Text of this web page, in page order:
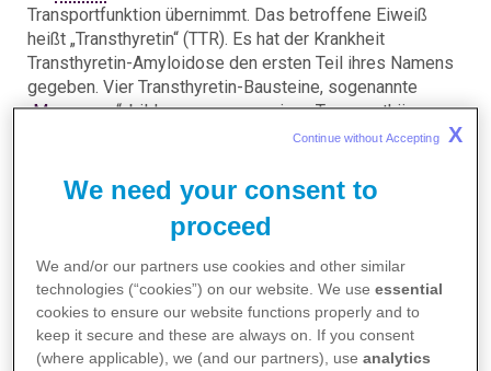
Transportfunktion übernimmt. Das betroffene Eiweiß
heißt „Transthyretin“ (TTR). Es hat der Krankheit
Transthyretin-Amyloidose den ersten Teil ihres Namens
gegeben. Vier Transthyretin-Bausteine, sogenannte
„Monomere“, bilden zusammen einen Transportkörper –
so wie vier Räder einen „Transportwagen“ bilden. Bei
Transport von Vitamin A und Schilddrüsenhormonen
Bei Amyloidose-Patient:innen ist der „Transportwagen“
beschädigt:
We need your consent to
proceed
We and/or our partners use cookies and other similar
technologies (“cookies”) on our website. We useessential
cookies to ensure our website functions properly and to
keep it secure and these are always on. If you consent
(where applicable), we (and our partners), useanalytics
Continue without Accepting X